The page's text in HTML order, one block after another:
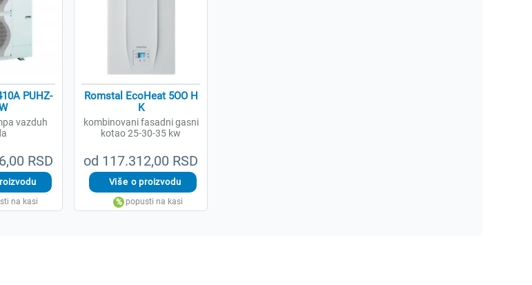
RSD
PUHZ-
vazduh
od 117.312,00 RSD
Romstal EcoHeat 5OO H
K
kombinovani fasadni gasni
kotao 25-30-35 kw